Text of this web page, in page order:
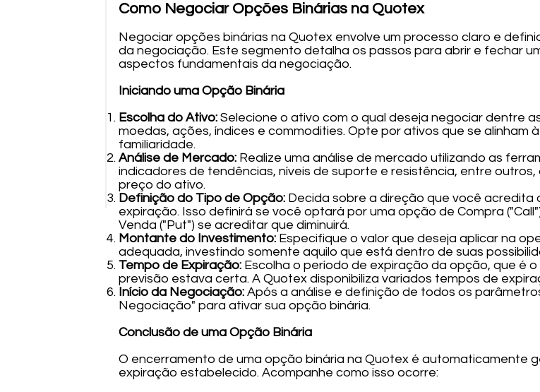
Como Negociar Opções Binárias na Quotex
Negociar opções binárias na Quotex envolve um processo claro e
da negociação. Este segmento detalha os passos para abrir e fechar
aspectos fundamentais da negociação.
Iniciando uma Opção Binária
Escolha do Ativo: Selecione o ativo com o qual deseja negociar dentre
moedas, ações, índices e commodities. Opte por ativos que se alinham
familiaridade.
Análise de Mercado: Realize uma análise de mercado utilizando as
indicadores de tendências, níveis de suporte e resistência, entre
preço do ativo.
Definição do Tipo de Opção: Decida sobre a direção que você
expiração. Isso definirá se você optará por uma opção de Compra
Venda ("Put") se acreditar que diminuirá.
Montante do Investimento: Especifique o valor que deseja aplicar na
adequada, investindo somente aquilo que está dentro de suas
Tempo de Expiração: Escolha o período de expiração da opção, que é
previsão estava certa. A Quotex disponibiliza variados tempos de
Início da Negociação: Após a análise e definição de todos os
Negociação" para ativar sua opção binária.
Conclusão de uma Opção Binária
O encerramento de uma opção binária na Quotex é automaticamente
expiração estabelecido. Acompanhe como isso ocorre: